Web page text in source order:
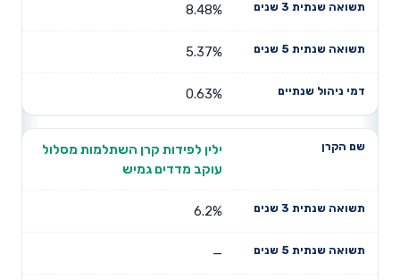
8.48%
5.37%
0.63%
ילין לפידות קרן השתלמות מסלול
עוקב מדדים גמיש
6.2%
—